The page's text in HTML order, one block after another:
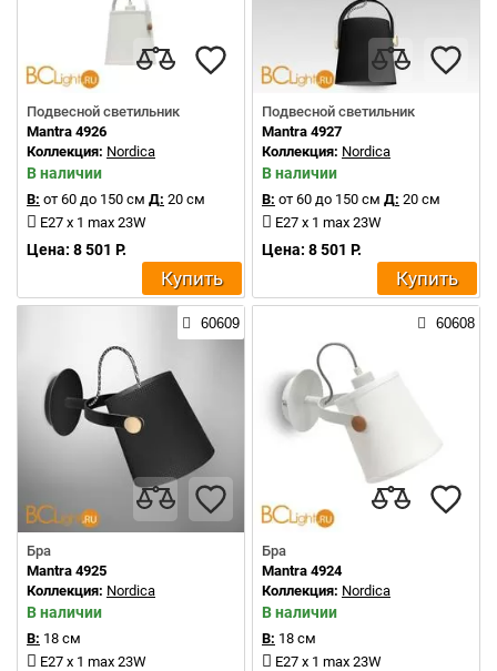
Подвесной светильник
Mantra 4926
Коллекция: Nordica
В наличии
В: от 60 до 150 см Д: 20 см
E27 x 1 max 23W
Цена: 8 501 Р.
Купить
Подвесной светильник
Mantra 4927
Коллекция: Nordica
В наличии
В: от 60 до 150 см Д: 20 см
E27 x 1 max 23W
Цена: 8 501 Р.
Купить
60609
Бра
Mantra 4925
Коллекция: Nordica
В наличии
В: 18 см
E27 x 1 max 23W
60608
Бра
Mantra 4924
Коллекция: Nordica
В наличии
В: 18 см
E27 x 1 max 23W